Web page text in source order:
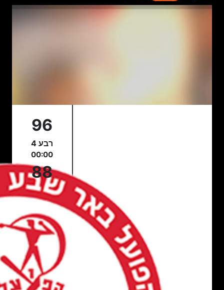
96
רבע 4
00:00
88